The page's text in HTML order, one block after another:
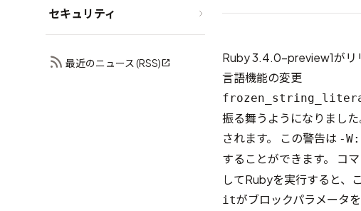
セキュリティ
最近のニュース (RSS)
Ruby 3.4.0-preview1がリ
言語機能の変更
振る舞うようになりまし
されます。 この警告は -
することができます。 コ
してRubyを実行すると、
itがブロックパラメータ